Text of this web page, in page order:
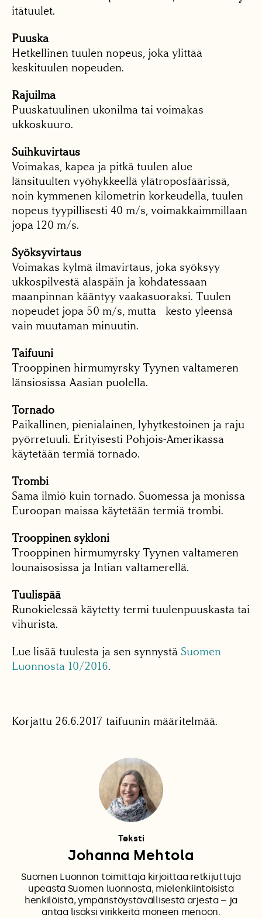
itätuulet.
Puuska
Hetkellinen tuulen nopeus, joka ylittää
keskituulen nopeuden.
Rajuilma
Puuskatuulinen ukonilma tai voimakas
ukkoskuuro.
Suihkuvirtaus
Voimakas, kapea ja pitkä tuulen alue
länsituulten vyöhykkeellä ylätroposfäärissä,
noin kymmenen kilometrin korkeudella, tuulen
nopeus tyypillisesti 40 m/s, voimakkaimmillaan
jopa 120 m/s.
Syöksyvirtaus
Voimakas kylmä ilmavirtaus, joka syöksyy
ukkospilvestä alaspäin ja kohdatessaan
maanpinnan kääntyy vaakasuoraksi. Tuulen
nopeudet jopa 50 m/s, mutta kesto yleensä
vain muutaman minuutin.
Taifuuni
Trooppinen hirmumyrsky Tyynen valtameren
länsiosissa Aasian puolella.
Tornado
Paikallinen, pienialainen, lyhytkestoinen ja raju
pyörretuuli. Erityisesti Pohjois-Amerikassa
käytetään termiä tornado.
Trombi
Sama ilmiö kuin tornado. Suomessa ja monissa
Euroopan maissa käytetään termiä trombi.
Trooppinen sykloni
Trooppinen hirmumyrsky Tyynen valtameren
lounaisosissa ja Intian valtamerellä.
Tuulispää
Runokielessä käytetty termi tuulenpuuskasta tai
vihurista.
Lue lisää tuulesta ja sen synnystä Suomen
Luonnosta 10/2016.
Korjattu 26.6.2017 taifuunin määritelmää.
Teksti
Johanna Mehtola
Suomen Luonnon toimittaja kirjoittaa retkijuttuja
upeasta Suomen luonnosta, mielenkiintoisista
henkilöistä, ympäristöystävällisestä arjesta – ja
antaa lisäksi virikkeitä moneen menoon.